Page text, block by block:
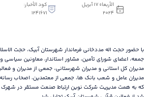
الأربعاء ١٧ أبريل
٢٠٢٤
كود الأخبار:
1241671
با حضور حجت اله مددخانی فرماندار شهرستان آبیک، حجت
جمعه، اعضای شورای تأمین، مشاور استاندار، معاونین سیاسی و
مدیران کل استانی و مدیران شهرستانی، جمعی از مدیران و
مدیران عامل و شعب بانک ها، جمعی از معتمدین، اصحاب
که به همت مدیریت شرکت نوین ارتباط صنعت مستقر در شهرک